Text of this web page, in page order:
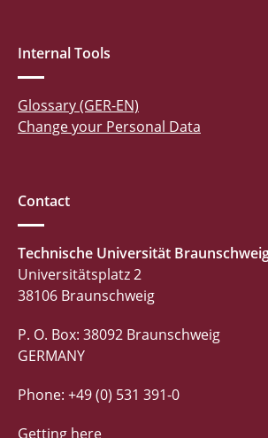
Internal Tools
Glossary (GER-EN)
Change your Personal Data
Contact
Technische Universität
Universitätsplatz 2
38106 Braunschweig
P. O. Box: 38092 Braunschweig
GERMANY
Phone: +49 (0) 531 391-0
Getting here